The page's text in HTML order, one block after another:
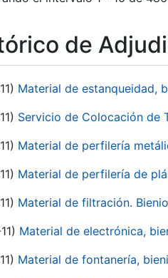
de
Material de estanqueidad,
Servicio de Colocación de
Material de perfilería
Material de perfilería de
Material de filtración.
Material de electrónica,
Material de fontanería,